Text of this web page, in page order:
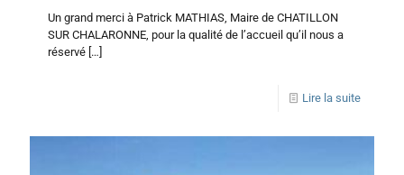
Un grand merci à Patrick MATHIAS, Maire de CHATILLON
SUR CHALARONNE, pour la qualité de l’accueil qu’il nous a
réservé […]
Lire la suite